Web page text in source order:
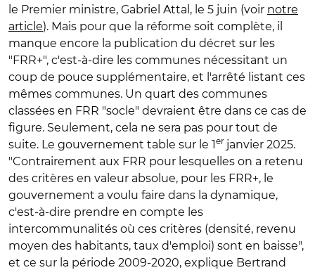
le Premier ministre, Gabriel Attal, le 5 juin (voir notre
article). Mais pour que la réforme soit complète, il
manque encore la publication du décret sur les
"FRR+", c'est-à-dire les communes nécessitant un
coup de pouce supplémentaire, et l'arrêté listant ces
mêmes communes. Un quart des communes
classées en FRR "socle" devraient être dans ce cas de
figure. Seulement, cela ne sera pas pour tout de
suite. Le gouvernement table sur le 1er janvier 2025.
"Contrairement aux FRR pour lesquelles on a retenu
des critères en valeur absolue, pour les FRR+, le
gouvernement a voulu faire dans la dynamique,
c'est-à-dire prendre en compte les
intercommunalités où ces critères (densité, revenu
moyen des habitants, taux d'emploi) sont en baisse",
et ce sur la période 2009-2020, explique Bertrand